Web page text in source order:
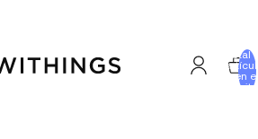
Total
en el